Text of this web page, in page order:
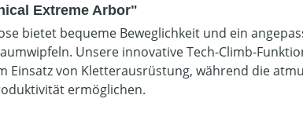
Extreme Arbor"
bietet bequeme Beweglichkeit und ein
Unsere innovative Tech-Climb-
Einsatz von Kletterausrüstung, während die
ermöglichen.